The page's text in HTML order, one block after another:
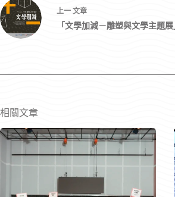
上一 文章
「文學加減－雕塑與文學主題
相關文章